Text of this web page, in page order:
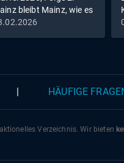
bleibt Mainz, wie es
und lacht
HÄUFIGE
Verzeichnis. Wir bieten